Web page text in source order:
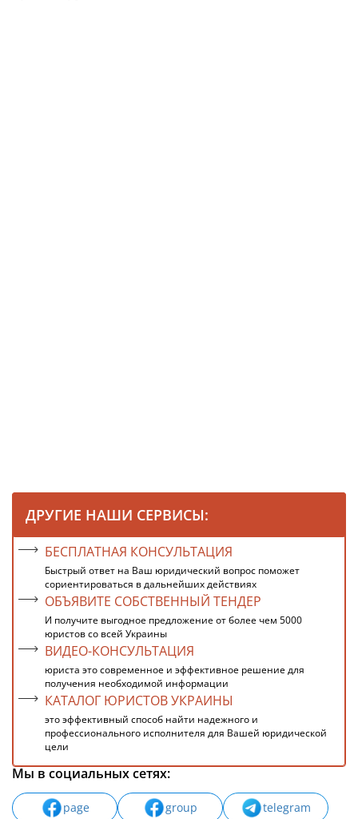
ДРУГИЕ НАШИ СЕРВИСЫ:
БЕСПЛАТНАЯ КОНСУЛЬТАЦИЯ
Быстрый ответ на Ваш юридический вопрос поможет
сориентироваться в дальнейших действиях
ОБЪЯВИТЕ СОБСТВЕННЫЙ ТЕНДЕР
И получите выгодное предложение от более чем 5000
юристов со всей Украины
ВИДЕО-КОНСУЛЬТАЦИЯ
юриста это современное и эффективное решение для
получения необходимой информации
КАТАЛОГ ЮРИСТОВ УКРАИНЫ
это эффективный способ найти надежного и
профессионального исполнителя для Вашей юридической
цели
Мы в социальных сетях:
page group
telegram